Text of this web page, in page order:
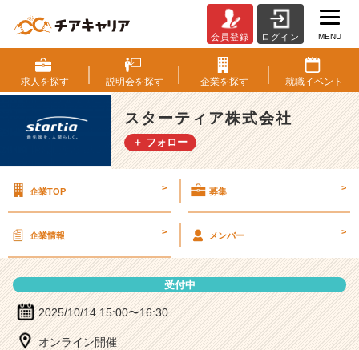
タ
ー
テ
ィ
ア
株
の
会
詳
細
|
会員登録 ログイン MENU
求人を探す 説明会を探す 企業を探す 就職イベント
スターティア株式会社
＋ フォロー
企業TOP > 募集 >
企業情報 > メンバー >
受付中
2025/10/14 15:00〜16:30
オンライン開催